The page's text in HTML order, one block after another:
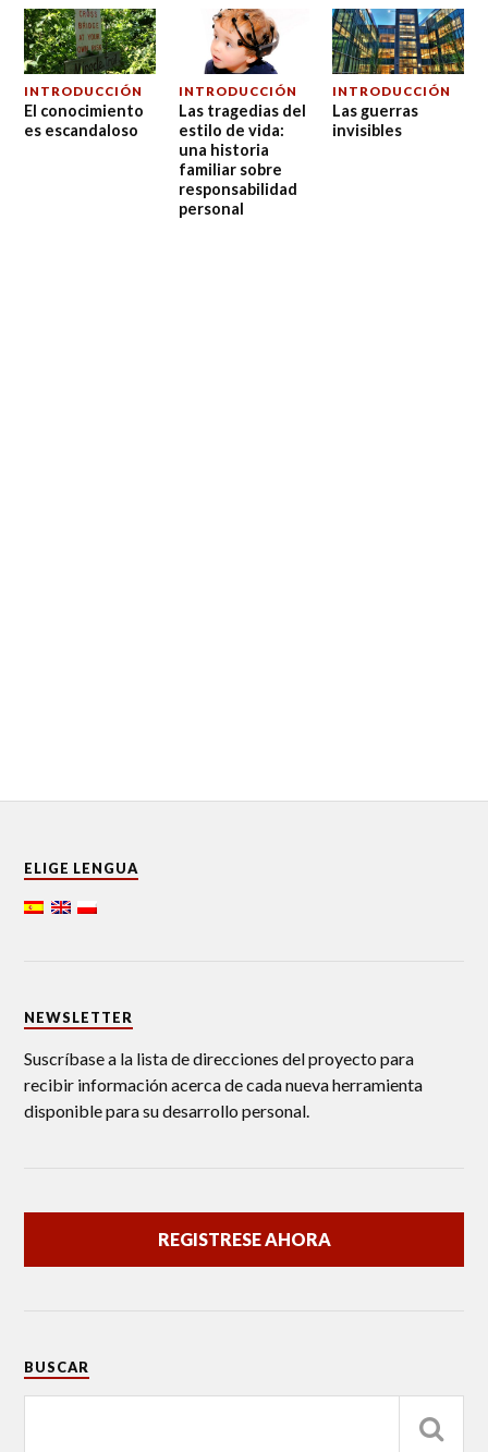
INTRODUCCIÓN
El conocimiento
es escandaloso
INTRODUCCIÓN
Las tragedias del
estilo de vida:
una historia
familiar sobre
responsabilidad
personal
INTRODUCCIÓN
Las guerras
invisibles
ELIGE LENGUA
NEWSLETTER
Suscríbase a la lista de direcciones del proyecto para
recibir información acerca de cada nueva herramienta
disponible para su desarrollo personal.
REGISTRESE AHORA
BUSCAR